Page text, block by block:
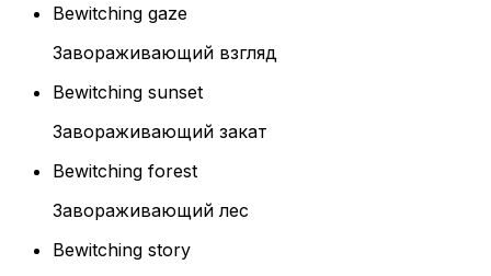
Bewitching gaze
Завораживающий взгляд
Bewitching sunset
Завораживающий закат
Bewitching forest
Завораживающий лес
Bewitching story